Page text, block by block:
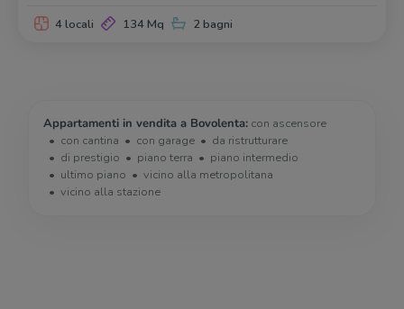
4 locali 134 Mq 2 bagni
Appartamenti in vendita a Bovolenta: con ascensore
con cantina
con garage
da ristrutturare
di prestigio
piano terra
piano intermedio
ultimo piano
vicino alla metropolitana
vicino alla stazione